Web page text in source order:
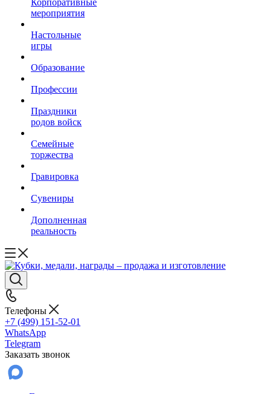
Корпоративные
мероприятия
Настольные
игры
Образование
Профессии
Праздники
родов войск
Семейные
торжества
Гравировка
Сувениры
Дополненная
реальность
Телефоны
+7 (499) 151-52-01
WhatsApp
Telegram
Заказать звонок